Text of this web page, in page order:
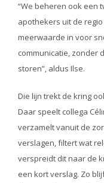
“We beheren ook een
apothekers uit de
meerwaarde in voor
communicatie, zonder
storen”, aldus Ilse.
Die lijn trekt de kring
Daar speelt collega
verzamelt vanuit de
verslagen, filtert wat
verspreidt dit naar de
een kort verslag. Zo